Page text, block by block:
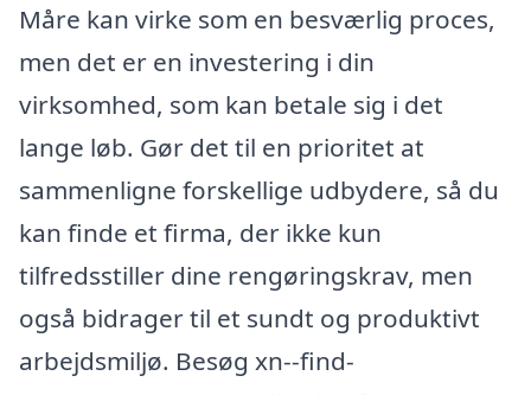
Måre kan virke som en besværlig proces,
men det er en investering i din
virksomhed, som kan betale sig i det
lange løb. Gør det til en prioritet at
sammenligne forskellige udbydere, så du
kan finde et firma, der ikke kun
tilfredsstiller dine rengøringskrav, men
også bidrager til et sundt og produktivt
arbejdsmiljø. Besøg xn--find-